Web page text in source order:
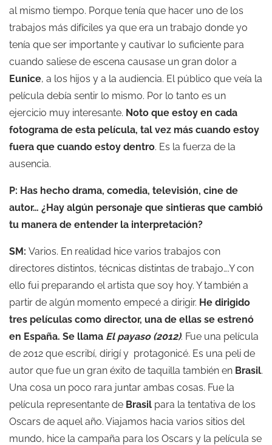
al mismo tiempo. Porque tenía que hacer uno de los
trabajos más difíciles ya que era un trabajo donde yo
tenía que ser importante y cautivar lo suficiente para
cuando saliese de escena causase un gran dolor a
Eunice, a los hijos y a la audiencia. El público que veía la
película debía sentir lo mismo. Por lo tanto es un
ejercicio muy interesante. Noto que estoy en cada
fotograma de esta película, tal vez más cuando estoy
fuera que cuando estoy dentro. Es la fuerza de la
ausencia.
P: Has hecho drama, comedia, televisión, cine de
autor… ¿Hay algún personaje que sintieras que cambió
tu manera de entender la interpretación?
SM: Varios. En realidad hice varios trabajos con
directores distintos, técnicas distintas de trabajo….Y con
ello fui preparando el artista que soy hoy. Y también a
partir de algún momento empecé a dirigir. He dirigido
tres películas como director, una de ellas se estrenó
en España. Se llama El payaso (2012). Fue una película
de 2012 que escribí, dirigí y protagonicé. Es una peli de
autor que fue un gran éxito de taquilla también en Brasil.
Una cosa un poco rara juntar ambas cosas. Fue la
película representante de Brasil para la tentativa de los
Oscars de aquel año. Viajamos hacia varios sitios del
mundo, hice la campaña para los Oscars y la película se